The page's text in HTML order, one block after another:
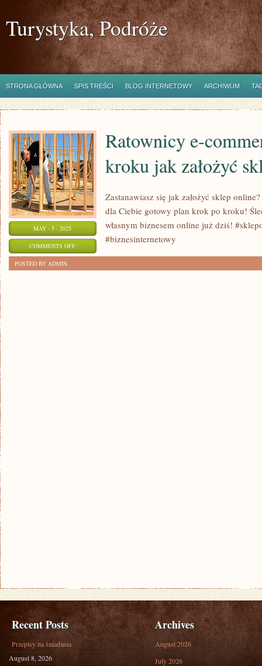
Turystyka, Podróże
STRONA GŁÓWNA SPIS TREŚCI BLOG INTERNETOWY ARCHIWUM
MAY - 5 - 2025
COMMENTS OFFON
Ratownicy e-
kroku jak założyć
Zastanawiasz się jak założyć sklep
dla Ciebie gotowy plan krok po kroku!
własnym biznesem online już dziś!
#biznesinternetowy
POSTED BY ADMIN
Recent Posts
Przepisy na śniadania
August 8, 2026
Archives
August 2026
July 2026